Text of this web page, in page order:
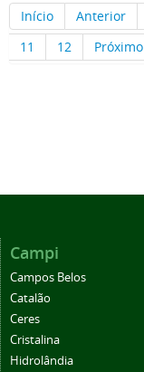
Início
Anterior
11
12 Próximo
Campi
Campos Belos
Catalão
Ceres
Cristalina
Hidrolândia